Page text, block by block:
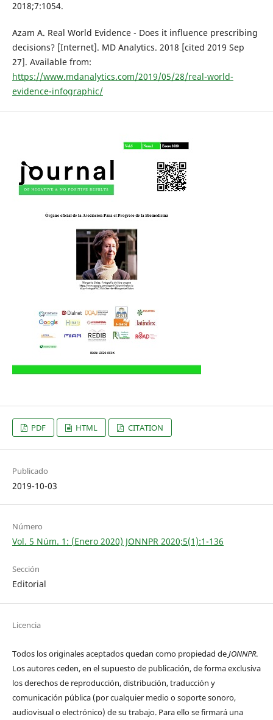
2018;7:1054.
Azam A. Real World Evidence - Does it influence prescribing
decisions? [Internet]. MD Analytics. 2018 [cited 2019 Sep
27]. Available from:
https://www.mdanalytics.com/2019/05/28/real-world-
evidence-infographic/
PDF HTML CITATION
Publicado
2019-10-03
Número
Vol. 5 Núm. 1: (Enero 2020) JONNPR 2020;5(1):1-136
Sección
Editorial
Licencia
Todos los originales aceptados quedan como propiedad deJONNPR.
Los autores ceden, en el supuesto de publicación, de forma exclusiva
los derechos de reproducción, distribución, traducción y
comunicación pública (por cualquier medio o soporte sonoro,
audiovisual o electrónico) de su trabajo. Para ello se firmará una